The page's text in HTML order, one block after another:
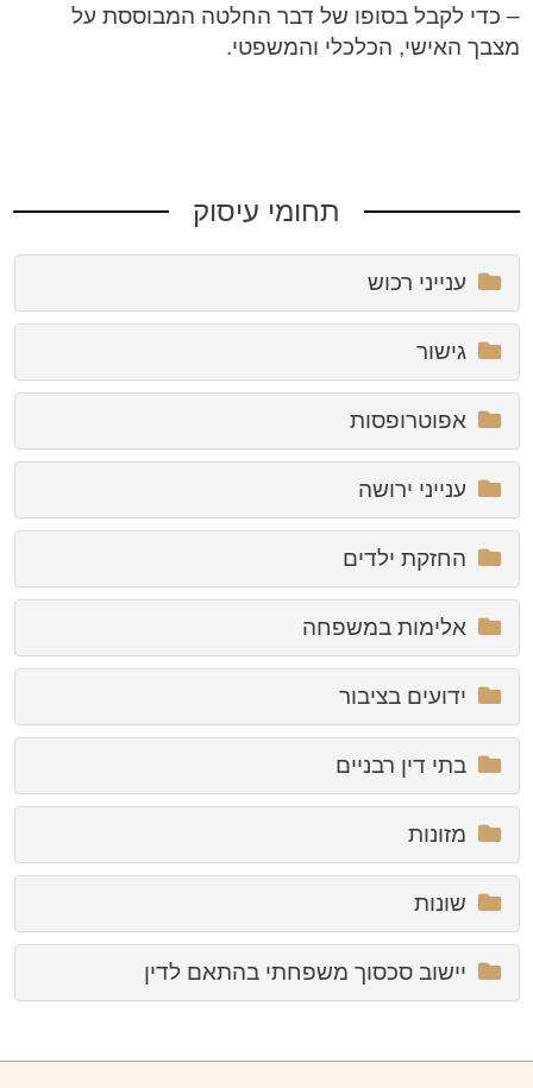
– כדי לקבל בסופו של דבר החלטה המבוססת על
מצבך האישי, הכלכלי והמשפטי.
תחומי עיסוק
ענייני רכוש
גישור
אפוטרופסות
ענייני ירושה
החזקת ילדים
אלימות במשפחה
ידועים בציבור
בתי דין רבניים
מזונות
שונות
יישוב סכסוך משפחתי בהתאם לדין